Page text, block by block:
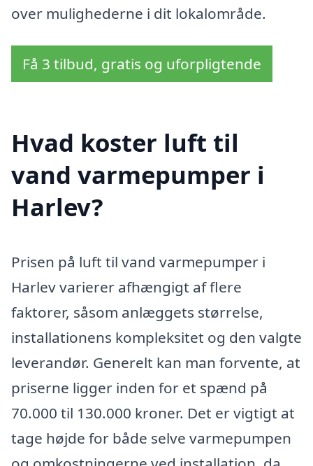
over mulighederne i dit lokalområde.
Få 3 tilbud, gratis og uforpligtende
Hvad koster luft til
vand varmepumper i
Harlev?
Prisen på luft til vand varmepumper i
Harlev varierer afhængigt af flere
faktorer, såsom anlæggets størrelse,
installationens kompleksitet og den valgte
leverandør. Generelt kan man forvente, at
priserne ligger inden for et spænd på
70.000 til 130.000 kroner. Det er vigtigt at
tage højde for både selve varmepumpen